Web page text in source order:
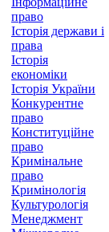
право
Історія держави і
права
Історія
економіки
Історія України
Конкурентне
право
Конституційне
право
Кримінальне
право
Кримінологія
Культурологія
Менеджмент